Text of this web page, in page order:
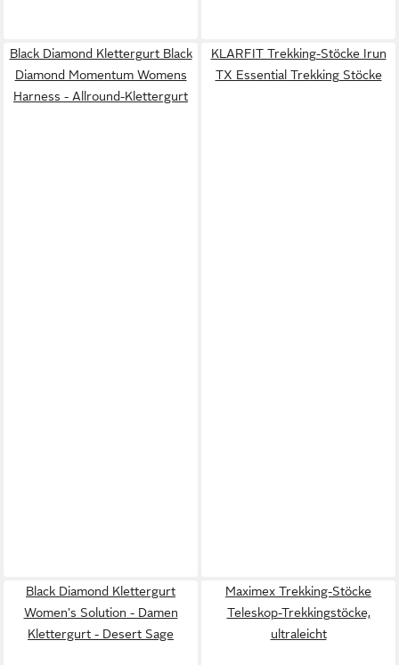
Black Diamond Klettergurt Black
Diamond Momentum Womens
Harness - Allround-Klettergurt
KLARFIT Trekking-Stöcke Irun
TX Essential Trekking Stöcke
Black Diamond Klettergurt
Women's Solution - Damen
Klettergurt - Desert Sage
Maximex Trekking-Stöcke
Teleskop-Trekkingstöcke,
ultraleicht